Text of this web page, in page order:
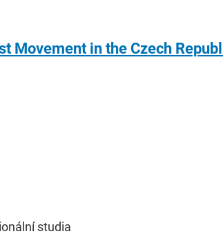
Movement in the Czech
studia